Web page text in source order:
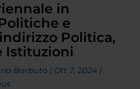
in
e
Politica,
Istituzioni
Barbuto| Ott 7, 2024 |